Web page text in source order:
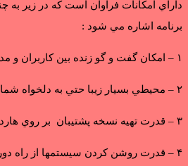
داراي امكانات فراوان است كه در زير به
برنامه اشاره مي شود :
۱ – امکان گفت و گو زنده بين کاربران و مدیریت کافي نت
۲ – محيطي بسيار زيبا حتي به دلخواه شما
۳ – قدرت تهيه نسخه پشتيبان بر روي هارد یا فلش مموری
۴ – قدرت روشن كردن سيستمها از راه دور